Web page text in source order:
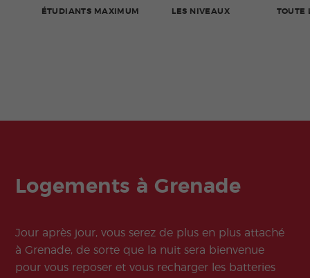
ÉTUDIANTS MAXIMUM LES NIVEAUX TOUTE
Logements à Grenade
Jour après jour, vous serez de plus en plus attaché
à Grenade, de sorte que la nuit sera bienvenue
pour vous reposer et vous recharger les batteries